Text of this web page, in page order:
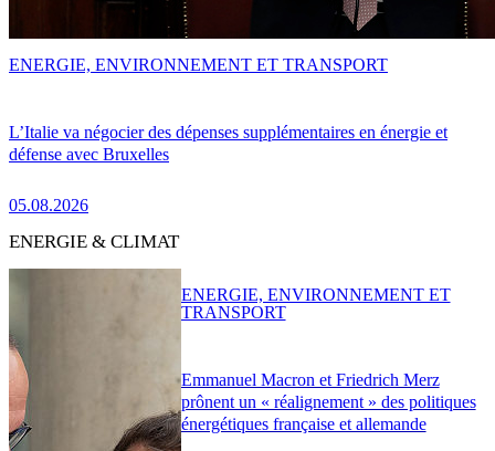
L’Italie va négocier des dépenses supplémentaires en énergie et
défense avec Bruxelles
05.08.2026
ENERGIE, ENVIRONNEMENT ET TRANSPORT
ENERGIE & CLIMAT
Emmanuel Macron et Friedrich Merz
prônent un « réalignement » des politiques
énergétiques française et allemande
ENERGIE, ENVIRONNEMENT ET
TRANSPORT